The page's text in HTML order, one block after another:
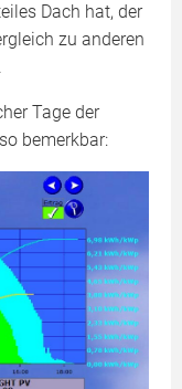
Dach hat, der
zu anderen
Tage der
bemerkbar: